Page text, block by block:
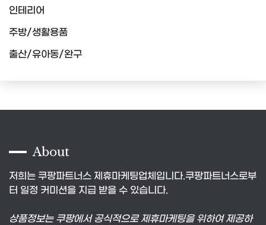
인테리어
주방/생활용품
출산/유아동/완구
About
저희는 쿠팡파트너스 제휴마케팅업체입니다.쿠팡파트너스로부
터 일정 커미션을 지급 받을 수 있습니다.
상품정보는 쿠팡에서 공식적으로 제휴마케팅을 위하여 제공하